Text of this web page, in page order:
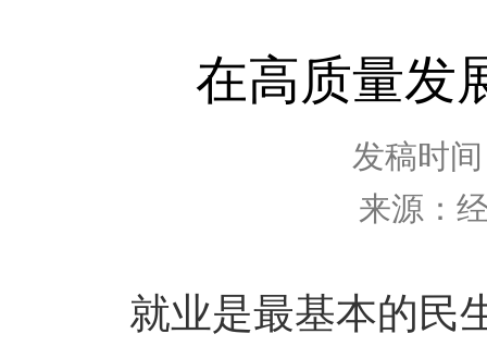
在高质量发
发稿时
来源：
就业是最基本的民